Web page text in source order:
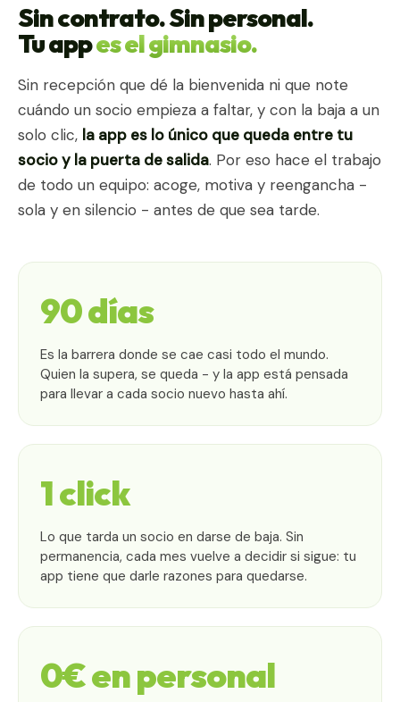
Sin contrato. Sin personal.
Tu appes el gimnasio.
Sin recepción que dé la bienvenida ni que note
cuándo un socio empieza a faltar, y con la baja a un
solo clic, la app es lo único que queda entre tu
socio y la puerta de salida. Por eso hace el trabajo
de todo un equipo: acoge, motiva y reengancha -
sola y en silencio - antes de que sea tarde.
90 días
Es la barrera donde se cae casi todo el mundo.
Quien la supera, se queda - y la app está pensada
para llevar a cada socio nuevo hasta ahí.
1 click
Lo que tarda un socio en darse de baja. Sin
permanencia, cada mes vuelve a decidir si sigue: tu
app tiene que darle razones para quedarse.
0€ en personal